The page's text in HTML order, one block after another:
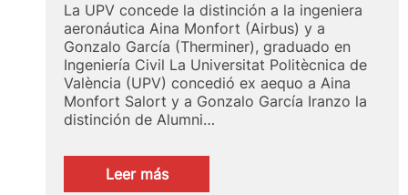
La UPV concede la distinción a la ingeniera
aeronáutica Aina Monfort (Airbus) y a
Gonzalo García (Therminer), graduado en
Ingeniería Civil La Universitat Politècnica de
València (UPV) concedió ex aequo a Aina
Monfort Salort y a Gonzalo García Iranzo la
distinción de Alumni…
Leer más: